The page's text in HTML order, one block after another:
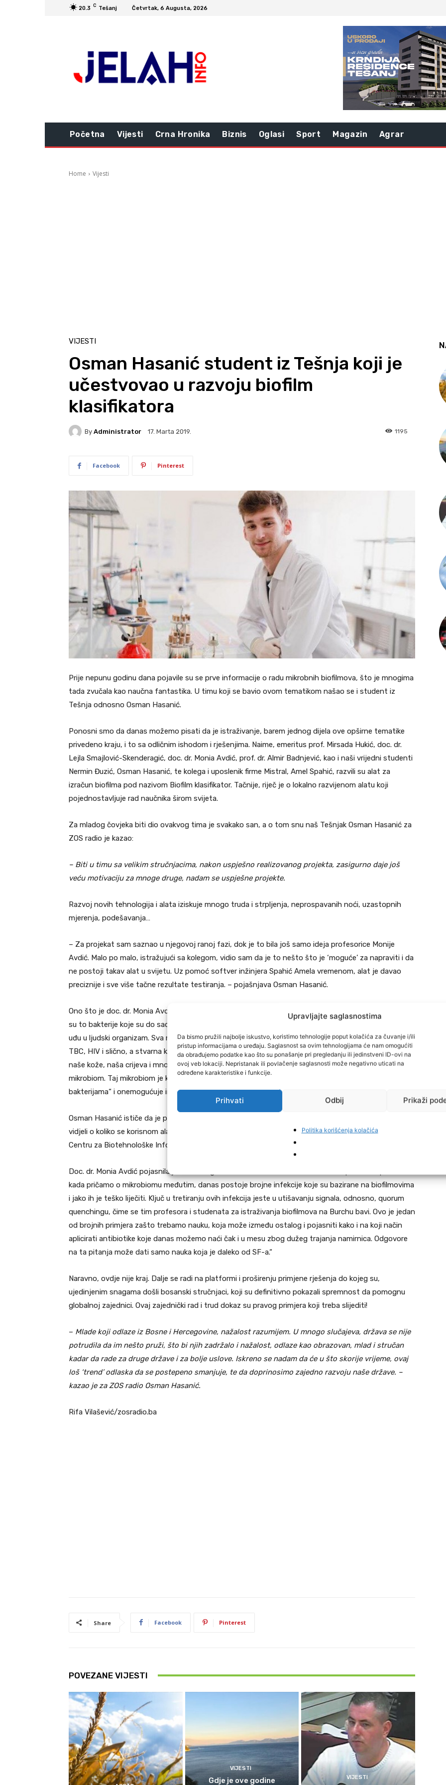
Upravljajte saglasnostima
Da bismo pružili najbolje iskustvo, koristimo tehnologije poput kolačića za čuvanje i/ili
pristup informacijama o uređaju. Saglasnost sa ovim tehnologijama će nam omogućiti
da obrađujemo podatke kao što su ponašanje pri pregledanju ili jedinstveni ID-ovi na
ovoj veb lokaciji. Nepristanak ili povlačenje saglasnosti može negativno uticati na
određene karakteristike i funkcije.
Prihvati Odbij Prikaži
Politika korišćenja kolačića
20.3 C Tešanj Četvrtak, 6 Augusta, 2026
Početna Vijesti Crna Hronika Biznis Oglasi Sport Magazin Agrar
Home Vijesti
VIJESTI
Osman Hasanić student iz Tešnja koji je
učestvovao u razvoju biofilm
klasifikatora
By Administrator 17. Marta 2019. 1195
Facebook Pinterest
Prije nepunu godinu dana pojavile su se prve informacije o radu mikrobnih biofilmova, što je mnogima
tada zvučala kao naučna fantastika. U timu koji se bavio ovom tematikom našao se i student iz
Tešnja odnosno Osman Hasanić.
Ponosni smo da danas možemo pisati da je istraživanje, barem jednog dijela ove opširne tematike
privedeno kraju, i to sa odličnim ishodom i rješenjima. Naime, emeritus prof. Mirsada Hukić, doc. dr.
Lejla Smajlović-Skenderagić, doc. dr. Monia Avdić, prof. dr. Almir Badnjević, kao i naši vrijedni studenti
Nermin Đuzić, Osman Hasanić, te kolega i uposlenik firme Mistral, Amel Spahić, razvili su alat za
izračun biofilma pod nazivom Biofilm klasifikator. Tačnije, riječ je o lokalno razvijenom alatu koji
pojednostavljuje rad naučnika širom svijeta.
Za mladog čovjeka biti dio ovakvog tima je svakako san, a o tom snu naš Tešnjak Osman Hasanić za
ZOS radio je kazao:
– Biti u timu sa velikim stručnjacima, nakon uspješno realizovanog projekta, zasigurno daje još
veću motivaciju za mnoge druge, nadam se uspješne projekte.
Razvoj novih tehnologija i alata iziskuje mnogo truda i strpljenja, neprospavanih noći, uzastopnih
mjerenja, podešavanja…
– Za projekat sam saznao u njegovoj ranoj fazi, dok je to bila još samo ideja profesorice Monije
Avdić. Malo po malo, istražujući sa kolegom, vidio sam da je to nešto što je ‘moguće’ za napraviti i da
ne postoji takav alat u svijetu. Uz pomoć softver inžinjera Spahić Amela vremenom, alat je davao
preciznije i sve više tačne rezultate testiranja. – pojašnjava Osman Hasanić.
Ono što je doc. dr. Monia Avdić rekla o mikrobnim biofilmovima i kako ih je opisala, jeste činjenica da
su to bakterije koje su do sada smatrane „samotnjacima“ koji samostalno lutaju i „prave belaj“ kada
uđu u ljudski organizam. Sva medijska pažnja se posvećuje tzv. „infektivnoj estradi“ poput MRSA,
TBC, HIV i slično, a stvarna korist koju imamo od bakterija se potpuno zanemaruje. Naime, površina
naše kože, naša crijeva i mnogi drugi dijelovi tijela prekriveni su debelim slojem bakterija koji se naziva
mikrobiom. Taj mikrobiom je ključan u očuvanju našeg zdravlja jer „zauzima teritorij zločastima
bakterijama“ i onemogućuje im da se prošire.
Osman Hasanić ističe da je ponosan na svoj tim, te da mu je veoma drago da su naučnici prepoznali i
vidjeli o koliko se korisnom alatu radi. Samim time, naučni rad je objavljen u američkom Nacionalnom
Centru za Biotehnološke Informacije (NCBI).
Doc. dr. Monia Avdić pojasnila je važnost genetike i biofilmova rekavši: “Sve zvuči pozitivno po nas
kada pričamo o mikrobiomu međutim, danas postoje brojne infekcije koje su bazirane na biofilmovima
i jako ih je teško liječiti. Ključ u tretiranju ovih infekcija jeste u utišavanju signala, odnosno, quorum
quenchingu, čime se tim profesora i studenata za istraživanja biofilmova na Burchu bavi. Ovo je jedan
od brojnih primjera zašto trebamo nauku, koja može između ostalog i pojasniti kako i na koji način
aplicirati antibiotike koje danas možemo naći čak i u mesu zbog dužeg trajanja namirnica. Odgovore
na ta pitanja može dati samo nauka koja je daleko od SF-a.“
Naravno, ovdje nije kraj. Dalje se radi na platformi i proširenju primjene rješenja do kojeg su,
ujedinjenim snagama došli bosanski stručnjaci, koji su definitivno pokazali spremnost da pomognu
globalnoj zajednici. Ovaj zajednički rad i trud dokaz su pravog primjera koji treba slijediti!
– Mlade koji odlaze iz Bosne i Hercegovine, nažalost razumijem. U mnogo slučajeva, država se nije
potrudila da im nešto pruži, što bi njih zadržalo i nažalost, odlaze kao obrazovan, mlad i stručan
kadar da rade za druge države i za bolje uslove. Iskreno se nadam da će u što skorije vrijeme, ovaj
loš ‘trend’ odlaska da se postepeno smanjuje, te da doprinosimo zajedno razvoju naše države. –
kazao je za ZOS radio Osman Hasanić.
Rifa Vilašević/zosradio.ba
Share Facebook Pinterest
POVEZANE VIJESTI
VIJESTI
Gdje je ove godine VIJESTI